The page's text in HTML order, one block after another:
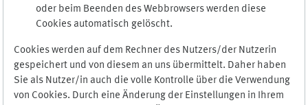
oder beim Beenden des Webbrowsers werden diese
Cookies automatisch gelöscht.
Cookies werden auf dem Rechner des Nutzers/der Nutzerin
gespeichert und von diesem an uns übermittelt. Daher haben
Sie als Nutzer/in auch die volle Kontrolle über die Verwendung
von Cookies. Durch eine Änderung der Einstellungen in Ihrem